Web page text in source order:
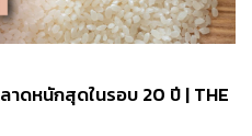
ดหนักสุดในรอบ 20 ปี | THE